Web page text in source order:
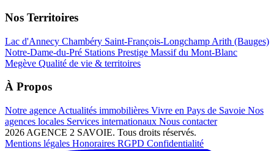
Nos Territoires
Lac d'Annecy Chambéry Saint-François-Longchamp Arith (Bauges)
Notre-Dame-du-Pré Stations Prestige Massif du Mont-Blanc
Megève Qualité de vie & territoires
À Propos
Notre agence Actualités immobilières Vivre en Pays de Savoie Nos
agences locales Services internationaux Nous contacter
2026 AGENCE 2 SAVOIE. Tous droits réservés.
Mentions légales Honoraires RGPD Confidentialité